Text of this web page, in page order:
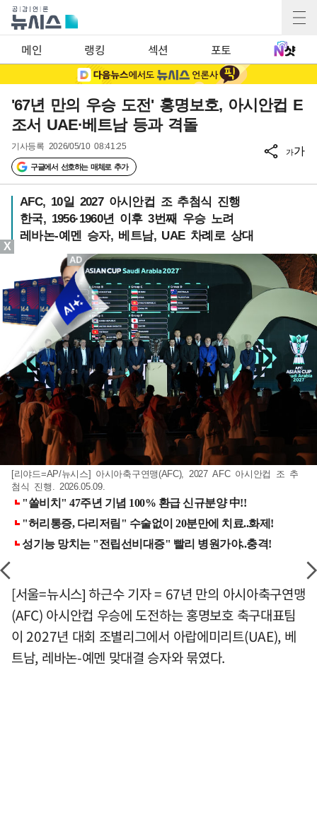
메인 랭킹 섹션 포토
'67년 만의 우승 도전' 홍명보호, 아시안컵 E
조서 UAE·베트남 등과 격돌
기사등록 2026/05/10 08:41:25
구글에서 선호하는 매체로 추가
가가
AFC, 10일 2027 아시안컵 조 추첨식 진행
한국, 1956·1960년 이후 3번째 우승 노려
레바논-예멘 승자, 베트남, UAE 차례로 상대
[리야드=AP/뉴시스] 아시아축구연맹(AFC), 2027 AFC 아시안컵 조 추
첨식 진행. 2026.05.09.
[서울=뉴시스] 하근수 기자 = 67년 만의 아시아축구연맹
(AFC) 아시안컵 우승에 도전하는 홍명보호 축구대표팀
이 2027년 대회 조별리그에서 아랍에미리트(UAE), 베
트남, 레바논-예멘 맞대결 승자와 묶였다.
X